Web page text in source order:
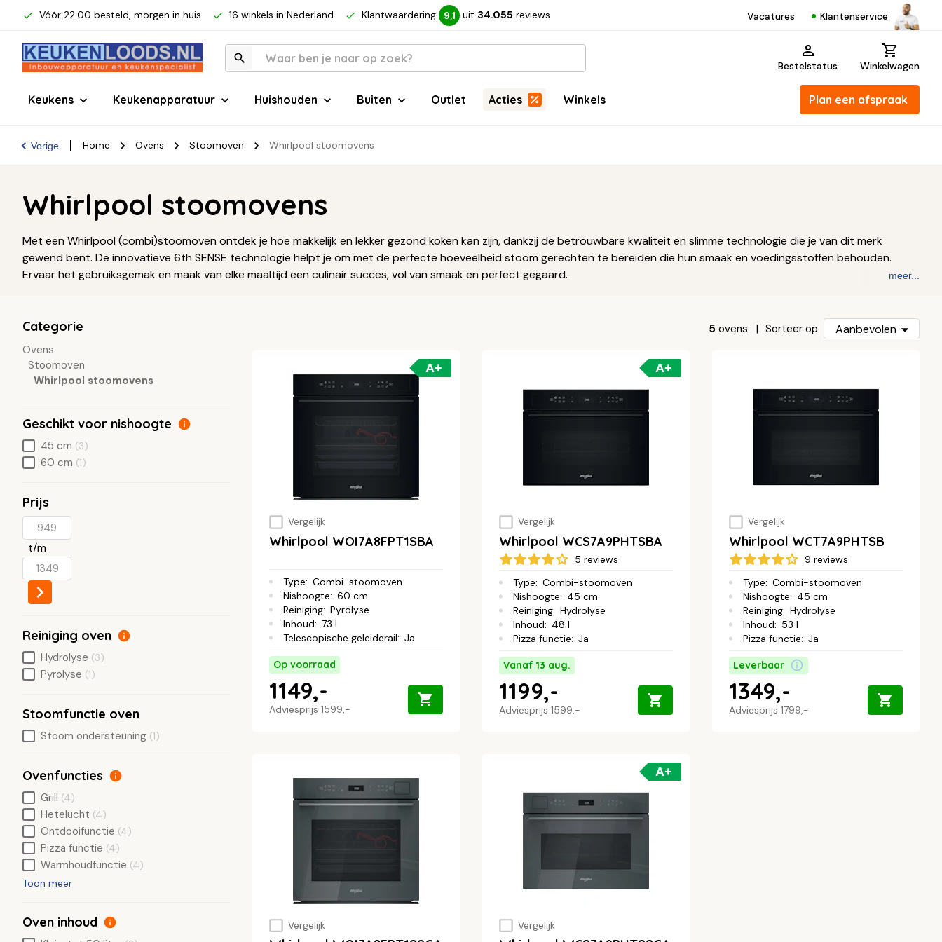
Vóór 22:00 besteld, morgen in huis 16 winkels in Nederland Klantwaardering 9,1 uit 34.055 reviews Vacatures Klantenservice
Bestelstatus Winkelwagen
Keukens Keukenapparatuur Huishouden Buiten Outlet Acties Winkels Plan een afspraak
Vorige Home Ovens Stoomoven Whirlpool stoomovens
Whirlpool stoomovens
Met een Whirlpool (combi)stoomoven ontdek je hoe makkelijk en lekker gezond koken kan zijn, dankzij de betrouwbare kwaliteit en slimme technologie die je van dit merk
gewend bent. De innovatieve 6th SENSE technologie helpt je om met de perfecte hoeveelheid stoom gerechten te bereiden die hun smaak en voedingsstoffen behouden.
Ervaar het gebruiksgemak en maak van elke maaltijd een culinair succes, vol van smaak en perfect gegaard.
meer...
5 ovens Sorteer op Aanbevolen
A+
Vergelijk
Whirlpool WOI7A8FPT1SBA
Type: Combi-stoomoven
Nishoogte: 60 cm
Reiniging: Pyrolyse
Inhoud: 73 l
Telescopische geleiderail: Ja
Op voorraad
Adviesprijs 1599,-
1149,-
A+
Vergelijk
Whirlpool WCS7A9PHTSBA
5 reviews
Type: Combi-stoomoven
Nishoogte: 45 cm
Reiniging: Hydrolyse
Inhoud: 48 l
Pizza functie: Ja
Vanaf 13 aug.
Adviesprijs 1599,-
1199,-
Vergelijk
Whirlpool WCT7A9PHTSB
9 reviews
Type: Combi-stoomoven
Nishoogte: 45 cm
Reiniging: Hydrolyse
Inhoud: 53 l
Pizza functie: Ja
Leverbaar
Adviesprijs 1799,-
1349,-
Vergelijk
A+
Vergelijk
Categorie
Ovens
Stoomoven
Whirlpool stoomovens
Geschikt voor nishoogte
45 cm (3)
60 cm (1)
Prijs
t/m
Reiniging oven
Hydrolyse (3)
Pyrolyse (1)
Stoomfunctie oven
Stoom ondersteuning (1)
Ovenfuncties
Grill (4)
Hetelucht (4)
Ontdooifunctie (4)
Pizza functie (4)
Warmhoudfunctie (4)
Toon meer
Oven inhoud